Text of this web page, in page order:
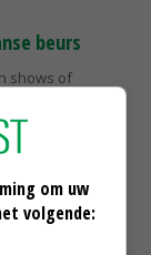
beurs
shows of
grote
flink
om uw
volgende: